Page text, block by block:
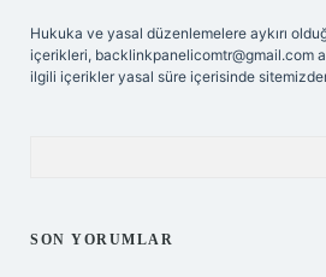
Hukuka ve yasal düzenlemelere aykırı
içerikleri, backlinkpanelicomtr@gmail.com
ilgili içerikler yasal süre içerisinde
SON YORUMLAR